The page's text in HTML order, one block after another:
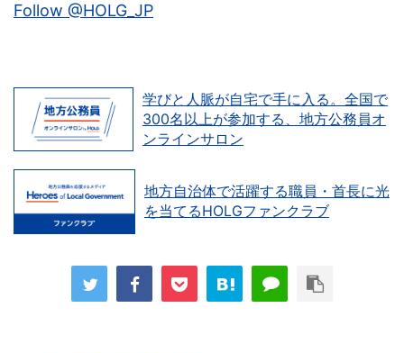
Follow @HOLG_JP
学びと人脈が自宅で手に入る。全国で
300名以上が参加する、地方公務員オ
ンラインサロン
地方自治体で活躍する職員・首長に光
を当てるHOLGファンクラブ